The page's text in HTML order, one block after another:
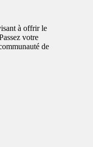
à offrir le
votre
de